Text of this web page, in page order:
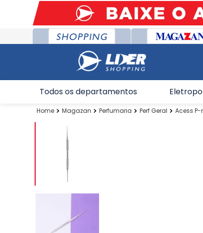
Todos os departamentos
Magazan Perfumaria Perf Geral Acess